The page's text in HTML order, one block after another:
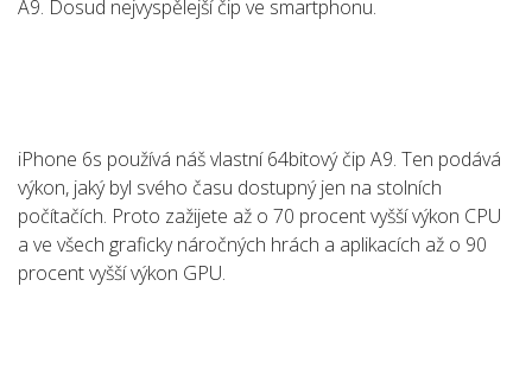
A9. Dosud nejvyspělejší čip ve smartphonu.
iPhone 6s používá náš vlastní 64bitový čip A9. Ten podává
výkon, jaký byl svého času dostupný jen na stolních
počítačích. Proto zažijete až o 70 procent vyšší výkon CPU
a ve všech graficky náročných hrách a aplikacích až o 90
procent vyšší výkon GPU.